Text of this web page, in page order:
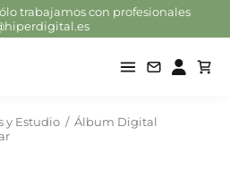
trabajamos con profesionales
y Estudio / Álbum Digital